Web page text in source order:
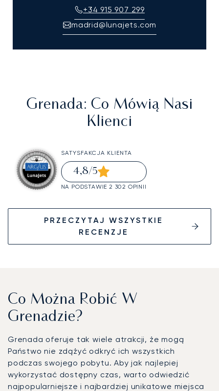
+34 915 907 299
madrid@lunajets.com
Grenada: Co Mówią Nasi
Klienci
SATYSFAKCJA KLIENTA
4,8/5
NA PODSTAWIE 2 302 OPINII
PRZECZYTAJ WSZYSTKIE
RECENZJE
Co Można Robić W
Grenadzie?
Grenada oferuje tak wiele atrakcji, że mogą
Państwo nie zdążyć odkryć ich wszystkich
podczas swojego pobytu. Aby jak najlepiej
wykorzystać dostępny czas, warto odwiedzić
najpopularniejsze i najbardziej unikatowe miejsca